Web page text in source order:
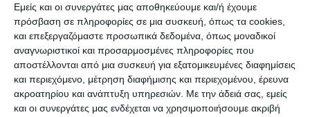
Εμείς και οι συνεργάτες μας αποθηκεύουμε και/ή έχουμε
πρόσβαση σε πληροφορίες σε μια συσκευή, όπως τα cookies,
και επεξεργαζόμαστε προσωπικά δεδομένα, όπως μοναδικοί
αναγνωριστικοί και προσαρμοσμένες πληροφορίες που
αποστέλλονται από μια συσκευή για εξατομικευμένες διαφημίσεις
και περιεχόμενο, μέτρηση διαφήμισης και περιεχομένου, έρευνα
ακροατηρίου και ανάπτυξη υπηρεσιών. Με την άδειά σας, εμείς
και οι συνεργάτες μας ενδέχεται να χρησιμοποιήσουμε ακριβή
ΑΘΛΗΤΙΚΆ
Πρώην Πρόεδρος της ΑΕΚ υποψήφιος για το
Εθνικό Συμβούλιο των ΑΝΕΛ